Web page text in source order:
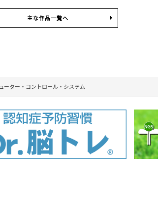
主な作品一覧へ
ーター・コントロール・システム